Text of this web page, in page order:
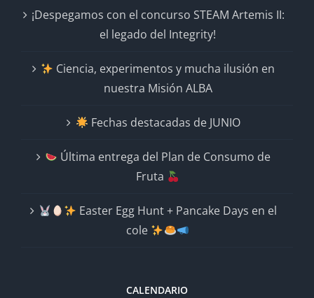
¡Despegamos con el concurso STEAM Artemis II:
el legado del Integrity!
Ciencia, experimentos y mucha ilusión en
nuestra Misión ALBA
Fechas destacadas de JUNIO
Última entrega del Plan de Consumo de
Fruta
Easter Egg Hunt + Pancake Days en el
cole
CALENDARIO